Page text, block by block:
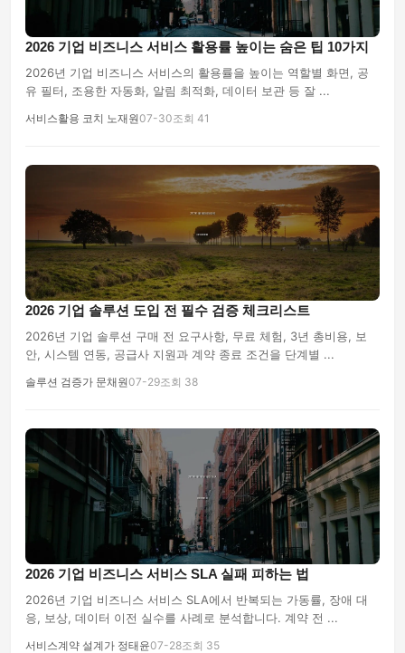
2026 기업 비즈니스 서비스 활용률 높이는 숨은 팁 10가지
2026년 기업 비즈니스 서비스의 활용률을 높이는 역할별 화면, 공
유 필터, 조용한 자동화, 알림 최적화, 데이터 보관 등 잘 ...
서비스활용 코치 노재원07-30조회 41
2026 기업 솔루션 도입 전 필수 검증 체크리스트
2026년 기업 솔루션 구매 전 요구사항, 무료 체험, 3년 총비용, 보
안, 시스템 연동, 공급사 지원과 계약 종료 조건을 단계별 ...
솔루션 검증가 문채원07-29조회 38
2026 기업 비즈니스 서비스 SLA 실패 피하는 법
2026년 기업 비즈니스 서비스 SLA에서 반복되는 가동률, 장애 대
응, 보상, 데이터 이전 실수를 사례로 분석합니다. 계약 전 ...
서비스계약 설계가 정태윤07-28조회 35